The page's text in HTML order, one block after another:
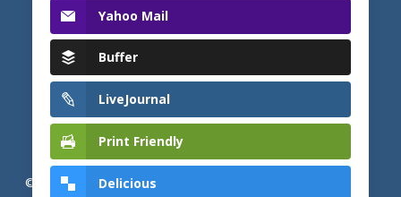
© 2026 Actualités adventistes. Église adventiste du septième
Yahoo Mail
Buffer
LiveJournal
Print Friendly
Delicious